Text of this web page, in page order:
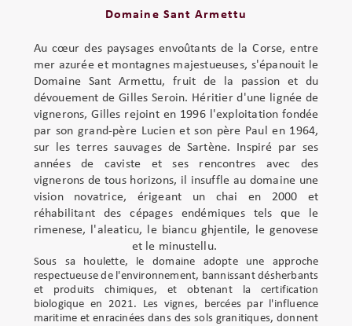
Domaine Sant Armettu
Au cœur des paysages envoûtants de la Corse, entre
mer azurée et montagnes majestueuses, s'épanouit le
Domaine Sant Armettu, fruit de la passion et du
dévouement de Gilles Seroin. Héritier d'une lignée de
vignerons, Gilles rejoint en 1996 l'exploitation fondée
par son grand-père Lucien et son père Paul en 1964,
sur les terres sauvages de Sartène. Inspiré par ses
années de caviste et ses rencontres avec des
vignerons de tous horizons, il insuffle au domaine une
vision novatrice, érigeant un chai en 2000 et
réhabilitant des cépages endémiques tels que le
rimenese, l'aleaticu, le biancu ghjentile, le genovese
et le minustellu. ​
Sous sa houlette, le domaine adopte une approche
respectueuse de l'environnement, bannissant désherbants
et produits chimiques, et obtenant la certification
biologique en 2021. Les vignes, bercées par l'influence
maritime et enracinées dans des sols granitiques, donnent